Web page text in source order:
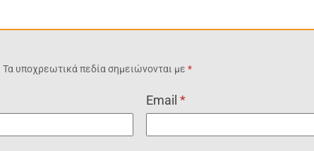
Τα υποχρεωτικά πεδία σημειώνονται με*
Email*